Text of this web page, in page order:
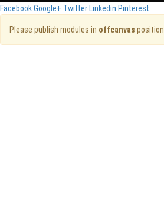
FacebookGoogle+ Twitter Linkedin Pinterest
Please publish modules in offcanvas position.